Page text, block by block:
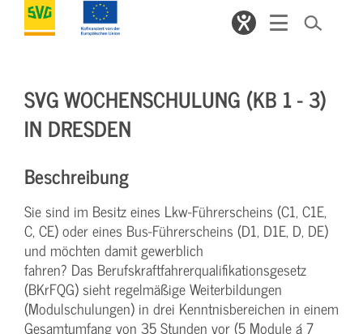
SVG WOCHENSCHULUNG (KB 1 - 3)
IN DRESDEN
Beschreibung
Sie sind im Besitz eines Lkw-Führerscheins (C1, C1E,
C, CE) oder eines Bus-Führerscheins (D1, D1E, D, DE)
und möchten damit gewerblich
fahren? Das Berufskraftfahrerqualifikationsgesetz
(BKrFQG) sieht regelmäßige Weiterbildungen
(Modulschulungen) in drei Kenntnisbereichen in einem
Gesamtumfang von 35 Stunden vor (5 Module á 7